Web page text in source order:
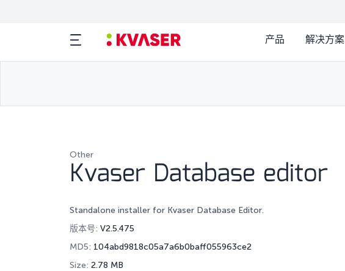
产品 解决方案
Other
Kvaser Database editor
Standalone installer for Kvaser Database Editor.
版本号: V2.5.475
MD5: 104abd9818c05a7a6b0baff055963ce2
Size: 2.78 MB